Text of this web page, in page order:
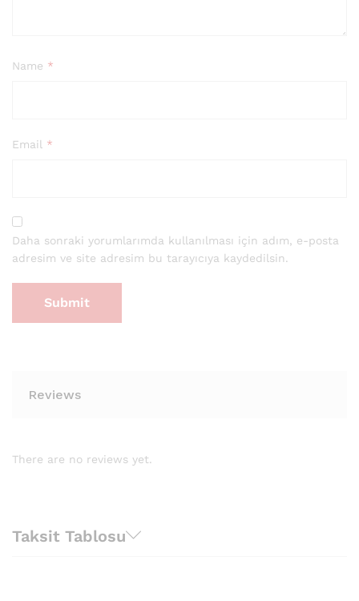
Name *
Email *
Daha sonraki yorumlarımda kullanılması için adım, e-posta
adresim ve site adresim bu tarayıcıya kaydedilsin.
Reviews
There are no reviews yet.
Taksit Tablosu